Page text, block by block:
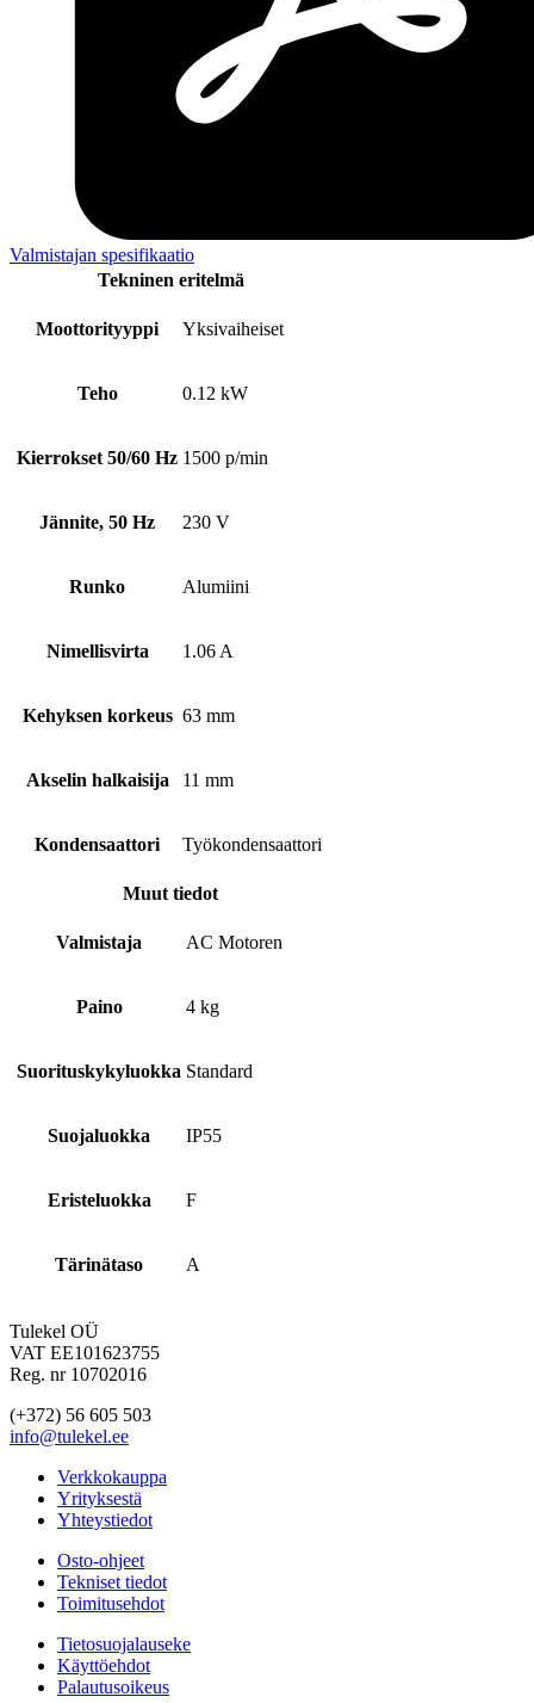
Valmistajan spesifikaatio
Tekninen eritelmä
Moottorityyppi Yksivaiheiset
Teho 0.12 kW
Kierrokset 50/60 Hz 1500 p/min
Jännite, 50 Hz 230 V
Runko Alumiini
Nimellisvirta 1.06 A
Kehyksen korkeus 63 mm
Akselin halkaisija 11 mm
Kondensaattori Työkondensaattori
Muut tiedot
Valmistaja AC Motoren
Paino 4 kg
Suorituskykyluokka Standard
Suojaluokka IP55
Eristeluokka F
Tärinätaso A
Tulekel OÜ
VAT EE101623755
Reg. nr 10702016
(+372) 56 605 503
info@tulekel.ee
Verkkokauppa
Yrityksestä
Yhteystiedot
Osto-ohjeet
Tekniset tiedot
Toimitusehdot
Tietosuojalauseke
Käyttöehdot
Palautusoikeus